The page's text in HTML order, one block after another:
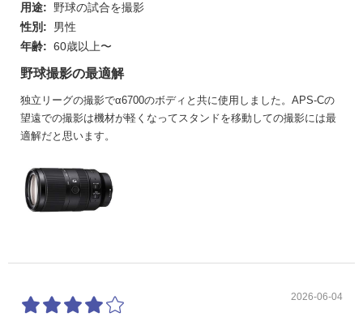
用途:
野球の試合を撮影
性別:
男性
年齢: 60歳以上〜
野球撮影の最適解
独立リーグの撮影でα6700のボディと共に使用しました。APS-Cの
望遠での撮影は機材が軽くなってスタンドを移動しての撮影には最
適解だと思います。
2026-06-04